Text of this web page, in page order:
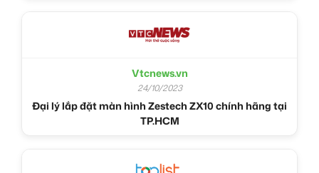
Vtcnews.vn
24/10/2023
Đại lý lắp đặt màn hình Zestech ZX10 chính hãng tại
TP.HCM